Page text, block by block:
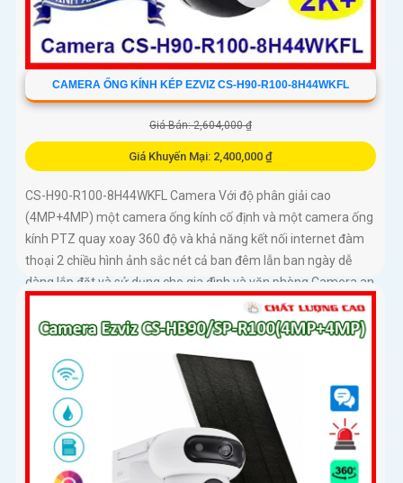
CAMERA ỐNG KÍNH KÉP EZVIZ CS-H90-R100-8H44WKFL
Giá Bán: 2,604,000 ₫
Giá Khuyến Mại: 2,400,000 ₫
CS-H90-R100-8H44WKFL Camera Với độ phân giải cao
(4MP+4MP) một camera ống kính cố định và một camera ống
kính PTZ quay xoay 360 độ và khả năng kết nối internet đàm
thoại 2 chiều hình ảnh sắc nét cả ban đêm lẫn ban ngày dễ
dàng lắp đặt và sử dụng cho gia đình và văn phòng Camera an
ninh không dây CS-H90-R100-8H44WKFL mang đến sự an
toàn và tiện lợi.